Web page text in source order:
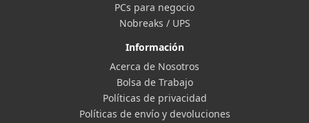
PCs para negocio
Nobreaks / UPS
Información
Acerca de Nosotros
Bolsa de Trabajo
Políticas de privacidad
Políticas de envío y devoluciones